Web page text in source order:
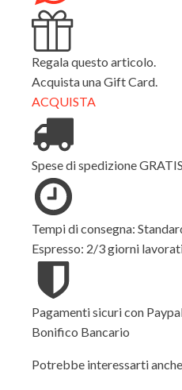
Regala questo articolo.
Acquista una Gift Card.
ACQUISTA
Spese di spedizione
Tempi di consegna:
Espresso: 2/3 giorni
Pagamenti sicuri con
Bonifico Bancario
Potrebbe interessarti anche